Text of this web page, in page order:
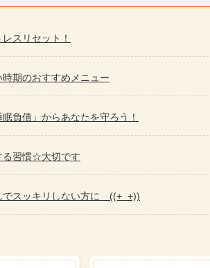
スリセット！
期のおすすめメニュー
負債」からあなたを守ろう！
る習慣☆大切です
でスッキリしない方に ((+_+))